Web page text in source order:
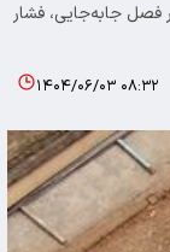
فصل جابه‌جایی، فشار
۱۴۰۴/۰۶/۰۳ ۰۸:۳۲